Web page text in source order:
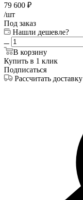
79 600 ₽
/шт
Под заказ
Нашли дешевле?
В корзину
Купить в 1 клик
Подписаться
Рассчитать доставку